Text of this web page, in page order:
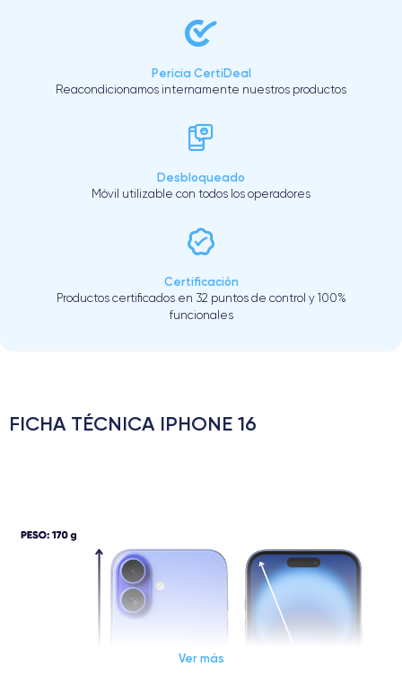
Pericia CertiDeal
Reacondicionamos internamente nuestros productos
Desbloqueado
Móvil utilizable con todos los operadores
Certificación
Productos certificados en 32 puntos de control y 100%
funcionales
FICHA TÉCNICA IPHONE 16
Ver más